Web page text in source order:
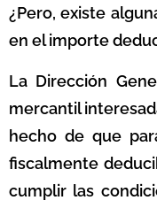
¿Pero, existe
en el importe
La Dirección
mercantil
hecho de que
fiscalmente
cumplir las